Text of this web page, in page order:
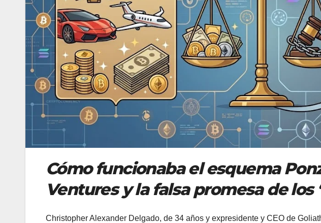
Cómo funcionaba el esquema
Ventures y la falsa promesa de los
Christopher Alexander Delgado, de 34 años y expresidente y CEO de